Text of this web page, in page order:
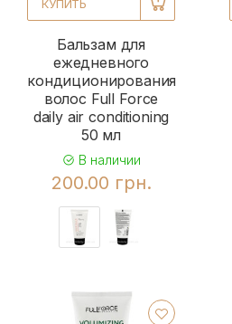
КУПИТЬ
Бальзам для
ежедневного
кондиционирования
волос Full Force
daily air conditioning
50 мл
В наличии
200.00 грн.